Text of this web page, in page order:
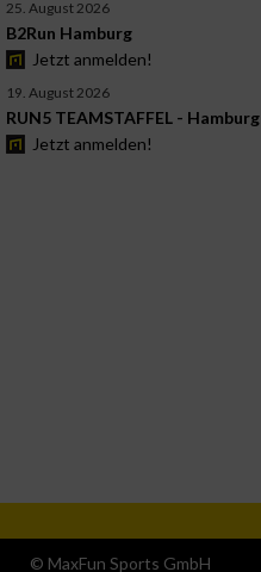
25. August 2026
B2Run Hamburg
Jetzt anmelden!
19. August 2026
RUN5 TEAMSTAFFEL - Hamburg
Jetzt anmelden!
© MaxFun Sports GmbH